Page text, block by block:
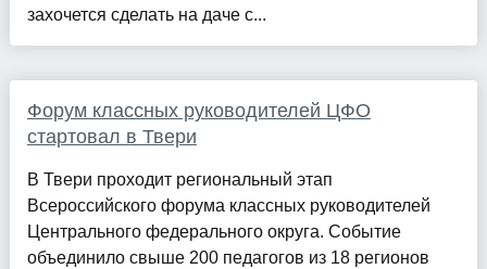
захочется сделать на даче с...
Форум классных руководителей ЦФО
стартовал в Твери
В Твери проходит региональный этап
Всероссийского форума классных руководителей
Центрального федерального округа. Событие
объединило свыше 200 педагогов из 18 регионов